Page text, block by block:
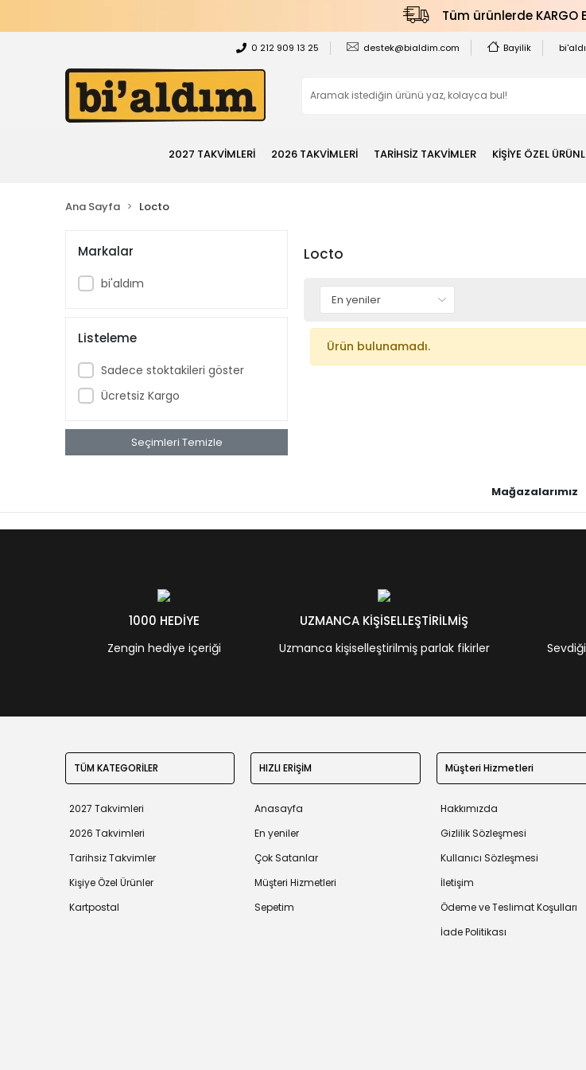
Tüm ürünlerde KARGO
0 212 909 13 25 destek@bialdim.com Bayilik
2027 TAKVİMLERİ 2026 TAKVİMLERİ TARİHSİZ TAKVİMLER KİŞİYE ÖZEL
Ana Sayfa Locto
Markalar
bi'aldım
Listeleme
Sadece stoktakileri göster
Ücretsiz Kargo
Seçimleri Temizle
Locto
Ürün bulunamadı.
Mağazalarımız
1000 HEDİYE
Zengin hediye içeriği
UZMANCA KİŞİSELLEŞTİRİLMİŞ
Uzmanca kişiselleştirilmiş parlak fikirler
TÜM KATEGORİLER
2027 Takvimleri
2026 Takvimleri
Tarihsiz Takvimler
Kişiye Özel Ürünler
Kartpostal
HIZLI ERİŞİM
Anasayfa
En yeniler
Çok Satanlar
Müşteri Hizmetleri
Sepetim
Müşteri Hizmetleri
Hakkımızda
Gizlilik Sözleşmesi
Kullanıcı Sözleşmesi
İletişim
Ödeme ve Teslimat Koşulları
İade Politikası